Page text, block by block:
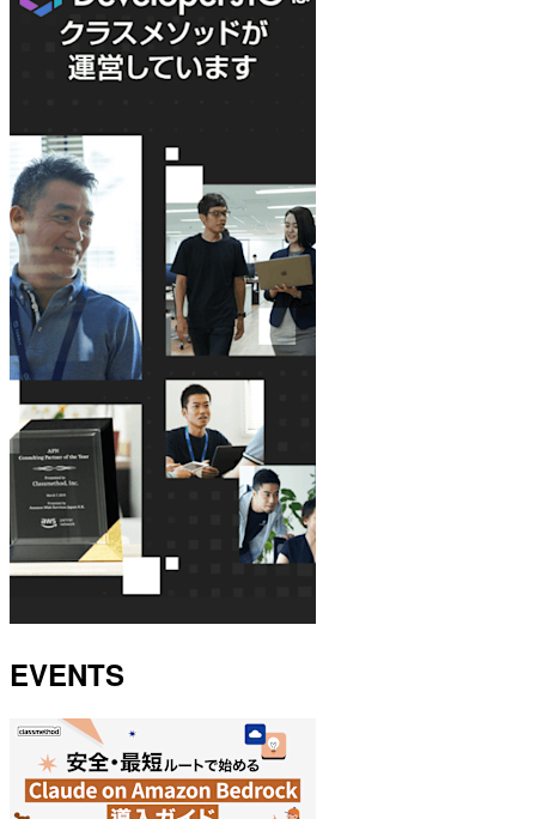
EVENTS